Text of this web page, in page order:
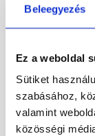
Beleegyezés
Ez a weboldal
Sütiket
szabásához,
valamint
közösségi
vékonyvakolat,
1 226 Ft / kg